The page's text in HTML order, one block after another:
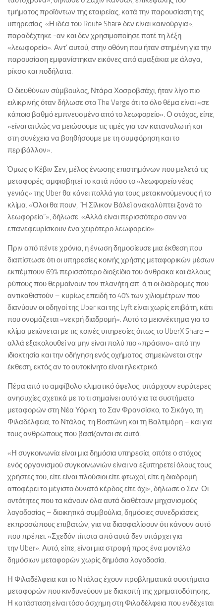
τμήματος προϊόντων της εταιρείας, κατά την παρουσίαση της
υπηρεσίας. «Η ιδέα του Route Share δεν είναι καινούργια»,
παραδέχτηκε -αν και δεν χρησιμοποίησε ποτέ τη λέξη
«λεωφορείο». Αντ’ αυτού, στην οθόνη που ήταν στημένη για την
παρουσίαση εμφανίστηκαν εικόνες από αμαξάκια με άλογα,
ρίκσο και ποδήλατα.
Ο διευθύνων σύμβουλος, Ντάρα Χοσροβσάχι, ήταν λίγο πιο
ειλικρινής όταν δήλωσε στο The Verge ότι το όλο θέμα είναι «σε
κάποιο βαθμό εμπνευσμένο από το λεωφορείο». Ο στόχος, είπε,
«είναι απλώς να μειώσουμε τις τιμές για τον καταναλωτή και
στη συνέχεια να βοηθήσουμε με τη συμφόρηση και το
περιβάλλον».
Όμως ο Κέβιν Σεν, μέλος ένωσης επιστημόνων που μελετά τις
μεταφορές, αμφισβητεί το κατά πόσο το «λεωφορείο νέας
γενιάς» της Uber θα κάνει πολλά για τους μετακινούμενους ή το
κλίμα. «Όλοι θα πουν, “Η Σίλικον Βάλεϊ ανακαλύπτει ξανά το
λεωφορείο”», δήλωσε. «Αλλά είναι περισσότερο σαν να
επανεφευρίσκουν ένα χειρότερο λεωφορείο».
Πριν από πέντε χρόνια, η ένωση δημοσίευσε μια έκθεση που
διαπίστωσε ότι οι υπηρεσίες κοινής χρήσης μεταφορικών μέσων
εκπέμπουν 69% περισσότερο διοξείδιο του άνθρακα και άλλους
ρύπους που θερμαίνουν τον πλανήτη απ’ ό,τι οι διαδρομές που
αντικαθιστούν – κυρίως επειδή το 40% των χιλιομέτρων που
διανύουν οι οδηγοί της Uber και της Lyft είναι χωρίς επιβάτη, κάτι
που ονομάζεται «νεκρή διαδρομή». Αυτό το μειονέκτημα για το
κλίμα μειώνεται με τις κοινές υπηρεσίες όπως το UberX Share –
αλλά εξακολουθεί να μην είναι πολύ πιο «πράσινο» από την
ιδιοκτησία και την οδήγηση ενός οχήματος, σημειώνεται στην
έκθεση, εκτός αν το αυτοκίνητο είναι ηλεκτρικό.
Πέρα από το αμφίβολο κλιματικό όφελος, υπάρχουν ευρύτερες
ανησυχίες σχετικά με το τι σημαίνει αυτό για τα συστήματα
μεταφορών στη Νέα Υόρκη, το Σαν Φρανσίσκο, το Σικάγο, τη
Φιλαδέλφεια, το Ντάλας, τη Βοστώνη και τη Βαλτιμόρη – και για
τους ανθρώπους που βασίζονται σε αυτά.
«Η συγκοινωνία είναι μια δημόσια υπηρεσία, οπότε ο στόχος
ενός οργανισμού συγκοινωνιών είναι να εξυπηρετεί όλους τους
χρήστες του, είτε είναι πλούσιοι είτε φτωχοί, είτε η διαδρομή
αποφέρει το μέγιστο δυνατό κέρδος είτε όχι», δήλωσε ο Σεν. Οι
οντότητες που τα κάνουν όλα αυτά διαθέτουν μηχανισμούς
λογοδοσίας – διοικητικά συμβούλια, δημόσιες συνεδριάσεις,
εκπροσώπους επιβατών, για να διασφαλίσουν ότι κάνουν αυτό
που πρέπει. «Σχεδόν τίποτα από αυτά δεν υπάρχει για
την Uber». Αυτό, είπε, είναι μια στροφή προς ένα μοντέλο
δημόσιων μεταφορών χωρίς δημόσια λογοδοσία.
Η Φιλαδέλφεια και το Ντάλας έχουν προβληματικά συστήματα
μεταφορών που κινδυνεύουν με διακοπή της χρηματοδότησης.
Η κατάσταση είναι τόσο άσχημη στη Φιλαδέλφεια που ενδέχεται